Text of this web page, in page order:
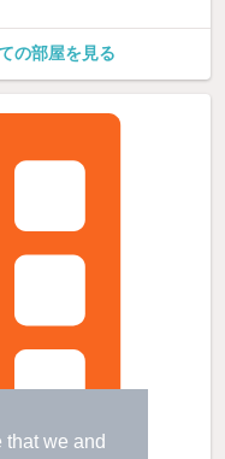
that we and
の部屋を見る